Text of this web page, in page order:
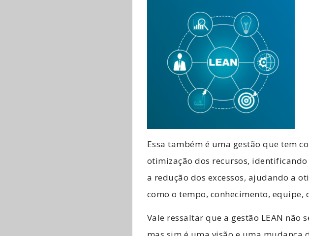
Essa também é uma gestão que tem
otimização dos recursos,
a redução dos excessos, ajudando a
como o tempo, conhecimento,
Vale ressaltar que a gestão LEAN